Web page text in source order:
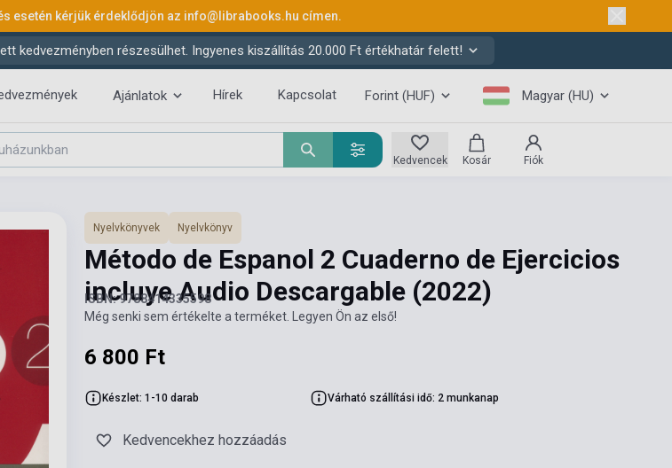
esetén kérjük érdeklődjön az info@librabooks.hu címen.
kedvezményben részesülhet. Ingyenes kiszállítás 20.000 Ft értékhatár felett!
Ajánlatok Hírek Kapcsolat Forint (HUF) Magyar (HU)
Kedvencek Kosár Fiók
Nyelvkönyvek Nyelvkönyv
Método de Espanol 2 Cuaderno de Ejercicios
incluye Audio Descargable (2022)
ISBN: 9788414335598
Még senki sem értékelte a terméket. Legyen Ön az első!
6 800 Ft
Készlet: 1-10 darab Várható szállítási idő: 2 munkanap
Kedvencekhez hozzáadás